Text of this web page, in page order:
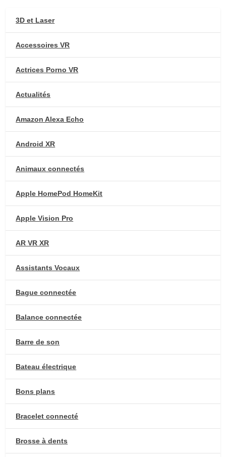
3D et Laser
Accessoires VR
Actrices Porno VR
Actualités
Amazon Alexa Echo
Android XR
Animaux connectés
Apple HomePod HomeKit
Apple Vision Pro
AR VR XR
Assistants Vocaux
Bague connectée
Balance connectée
Barre de son
Bateau électrique
Bons plans
Bracelet connecté
Brosse à dents